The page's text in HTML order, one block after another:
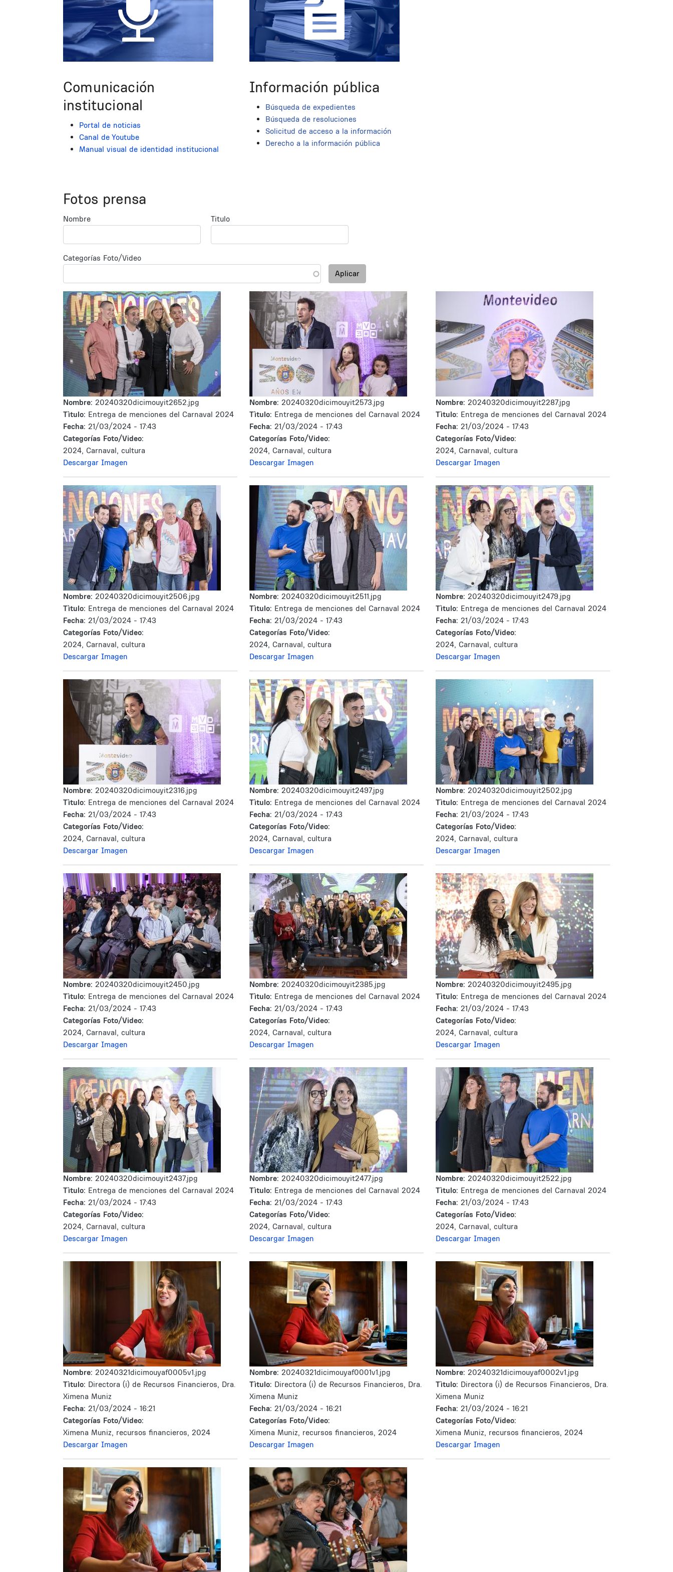
Comunicación
institucional
Portal de noticias
Canal de Youtube
Manual visual de identidad institucional
Información pública
Búsqueda de expedientes
Búsqueda de resoluciones
Solicitud de acceso a la información
Derecho a la información pública
Fotos prensa
Nombre Titulo
Categorías Foto/Video
Aplicar
Nombre: 20240320dicimouyit2652.jpg
Tìtulo: Entrega de menciones del Carnaval 2024
Fecha: 21/03/2024 - 17:43
Categorías Foto/Video:
2024, Carnaval, cultura
Descargar Imagen
Nombre: 20240320dicimouyit2573.jpg
Tìtulo: Entrega de menciones del Carnaval 2024
Fecha: 21/03/2024 - 17:43
Categorías Foto/Video:
2024, Carnaval, cultura
Descargar Imagen
Nombre: 20240320dicimouyit2287.jpg
Tìtulo: Entrega de menciones del Carnaval 2024
Fecha: 21/03/2024 - 17:43
Categorías Foto/Video:
2024, Carnaval, cultura
Descargar Imagen
Nombre: 20240320dicimouyit2506.jpg
Tìtulo: Entrega de menciones del Carnaval 2024
Fecha: 21/03/2024 - 17:43
Categorías Foto/Video:
2024, Carnaval, cultura
Descargar Imagen
Nombre: 20240320dicimouyit2511.jpg
Tìtulo: Entrega de menciones del Carnaval 2024
Fecha: 21/03/2024 - 17:43
Categorías Foto/Video:
2024, Carnaval, cultura
Descargar Imagen
Nombre: 20240320dicimouyit2479.jpg
Tìtulo: Entrega de menciones del Carnaval 2024
Fecha: 21/03/2024 - 17:43
Categorías Foto/Video:
2024, Carnaval, cultura
Descargar Imagen
Nombre: 20240320dicimouyit2316.jpg
Tìtulo: Entrega de menciones del Carnaval 2024
Fecha: 21/03/2024 - 17:43
Categorías Foto/Video:
2024, Carnaval, cultura
Descargar Imagen
Nombre: 20240320dicimouyit2497.jpg
Tìtulo: Entrega de menciones del Carnaval 2024
Fecha: 21/03/2024 - 17:43
Categorías Foto/Video:
2024, Carnaval, cultura
Descargar Imagen
Nombre: 20240320dicimouyit2502.jpg
Tìtulo: Entrega de menciones del Carnaval 2024
Fecha: 21/03/2024 - 17:43
Categorías Foto/Video:
2024, Carnaval, cultura
Descargar Imagen
Nombre: 20240320dicimouyit2450.jpg
Tìtulo: Entrega de menciones del Carnaval 2024
Fecha: 21/03/2024 - 17:43
Categorías Foto/Video:
2024, Carnaval, cultura
Descargar Imagen
Nombre: 20240320dicimouyit2385.jpg
Tìtulo: Entrega de menciones del Carnaval 2024
Fecha: 21/03/2024 - 17:43
Categorías Foto/Video:
2024, Carnaval, cultura
Descargar Imagen
Nombre: 20240320dicimouyit2495.jpg
Tìtulo: Entrega de menciones del Carnaval 2024
Fecha: 21/03/2024 - 17:43
Categorías Foto/Video:
2024, Carnaval, cultura
Descargar Imagen
Nombre: 20240320dicimouyit2437.jpg
Tìtulo: Entrega de menciones del Carnaval 2024
Fecha: 21/03/2024 - 17:43
Categorías Foto/Video:
2024, Carnaval, cultura
Descargar Imagen
Nombre: 20240320dicimouyit2477.jpg
Tìtulo: Entrega de menciones del Carnaval 2024
Fecha: 21/03/2024 - 17:43
Categorías Foto/Video:
2024, Carnaval, cultura
Descargar Imagen
Nombre: 20240320dicimouyit2522.jpg
Tìtulo: Entrega de menciones del Carnaval 2024
Fecha: 21/03/2024 - 17:43
Categorías Foto/Video:
2024, Carnaval, cultura
Descargar Imagen
Nombre: 20240321dicimouyaf0005v1.jpg
Tìtulo: Directora (i) de Recursos Financieros, Dra.
Ximena Muniz
Fecha: 21/03/2024 - 16:21
Categorías Foto/Video:
Ximena Muniz, recursos financieros, 2024
Descargar Imagen
Nombre: 20240321dicimouyaf0001v1.jpg
Tìtulo: Directora (i) de Recursos Financieros, Dra.
Ximena Muniz
Fecha: 21/03/2024 - 16:21
Categorías Foto/Video:
Ximena Muniz, recursos financieros, 2024
Descargar Imagen
Nombre: 20240321dicimouyaf0002v1.jpg
Tìtulo: Directora (i) de Recursos Financieros, Dra.
Ximena Muniz
Fecha: 21/03/2024 - 16:21
Categorías Foto/Video:
Ximena Muniz, recursos financieros, 2024
Descargar Imagen